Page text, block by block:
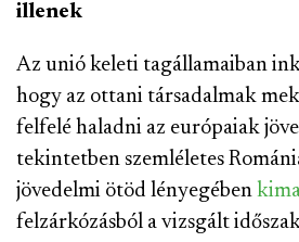
illenek
Az unió keleti tagállamaiban
hogy az ottani társadalmak
felfelé haladni az európaiak
tekintetben szemléletes
jövedelmi ötöd lényegében
felzárkózásból a vizsgált